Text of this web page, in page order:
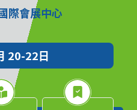
際會展中心
20-22日